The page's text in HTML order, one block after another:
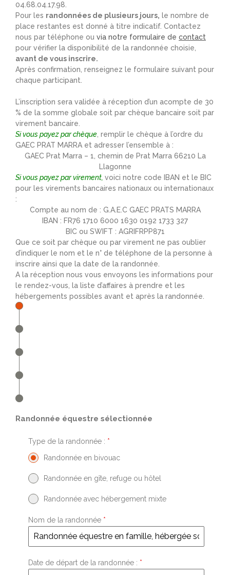
04.68.04.17.98.
Pour les randonnées de plusieurs jours, le nombre de
place restantes est donné à titre indicatif. Contactez
nous par téléphone ou via notre formulaire de contact
pour vérifier la disponibilité de la randonnée choisie,
avant de vous inscrire.
Après confirmation, renseignez le formulaire suivant pour
chaque participant.
L’inscription sera validée à réception d’un acompte de 30
% de la somme globale soit par chèque bancaire soit par
virement bancaire.
Si vous payez par chèque , remplir le chèque à l’ordre du
GAEC PRAT MARRA et adresser l’ensemble à :
GAEC Prat Marra – 1, chemin de Prat Marra 66210 La
Llagonne
Si vous payez par virement, voici notre code IBAN et le BIC
pour les virements bancaires nationaux ou internationaux
:
Compte au nom de : G.A.E.C GAEC PRATS MARRA
IBAN : FR76 1710 6000 1630 0192 1733 327
BIC ou SWIFT : AGRIFRPP871
Que ce soit par chèque ou par virement ne pas oublier
d’indiquer le nom et le n° de téléphone de la personne à
inscrire ainsi que la date de la randonnée.
A la réception nous vous envoyons les informations pour
le rendez-vous, la liste d’affaires à prendre et les
hébergements possibles avant et après la randonnée.
Randonnée équestre sélectionnée
Type de la randonnée : *
Randonnée en bivouac
Randonnée en gîte, refuge ou hôtel
Randonnée avec hébergement mixte
Nom de la randonnée *
Date de départ de la randonnée : *